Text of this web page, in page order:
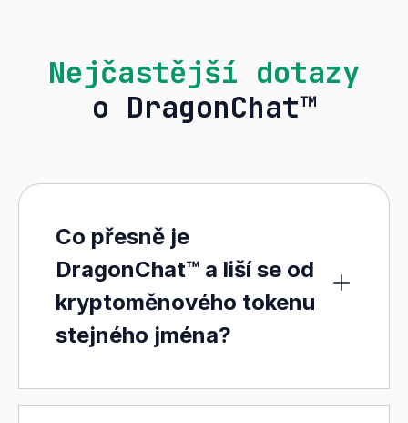
Nejčastější dotazy
o DragonChat™
Co přesně je
DragonChat™ a liší se od
kryptoměnového tokenu
stejného jména?